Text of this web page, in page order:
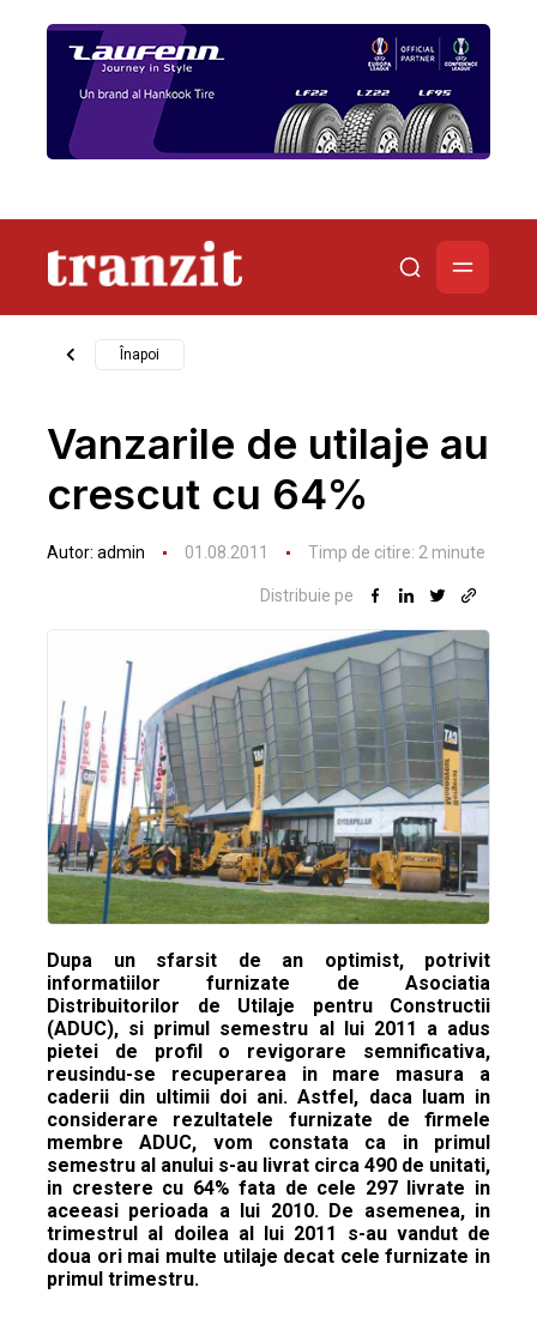
Înapoi
Vanzarile de utilaje au
crescut cu 64%
Autor: admin 01.08.2011 Timp de citire: 2 minute
Distribuie pe
Dupa un sfarsit de an optimist, potrivit
informatiilor furnizate de Asociatia
Distribuitorilor de Utilaje pentru Constructii
(ADUC), si primul semestru al lui 2011 a adus
pietei de profil o revigorare semnificativa,
reusindu-se recuperarea in mare masura a
caderii din ultimii doi ani. Astfel, daca luam in
considerare rezultatele furnizate de firmele
membre ADUC, vom constata ca in primul
semestru al anului s-au livrat circa 490 de unitati,
in crestere cu 64% fata de cele 297 livrate in
aceeasi perioada a lui 2010. De asemenea, in
trimestrul al doilea al lui 2011 s-au vandut de
doua ori mai multe utilaje decat cele furnizate in
primul trimestru.